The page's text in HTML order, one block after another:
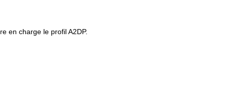
en charge le profil A2DP.